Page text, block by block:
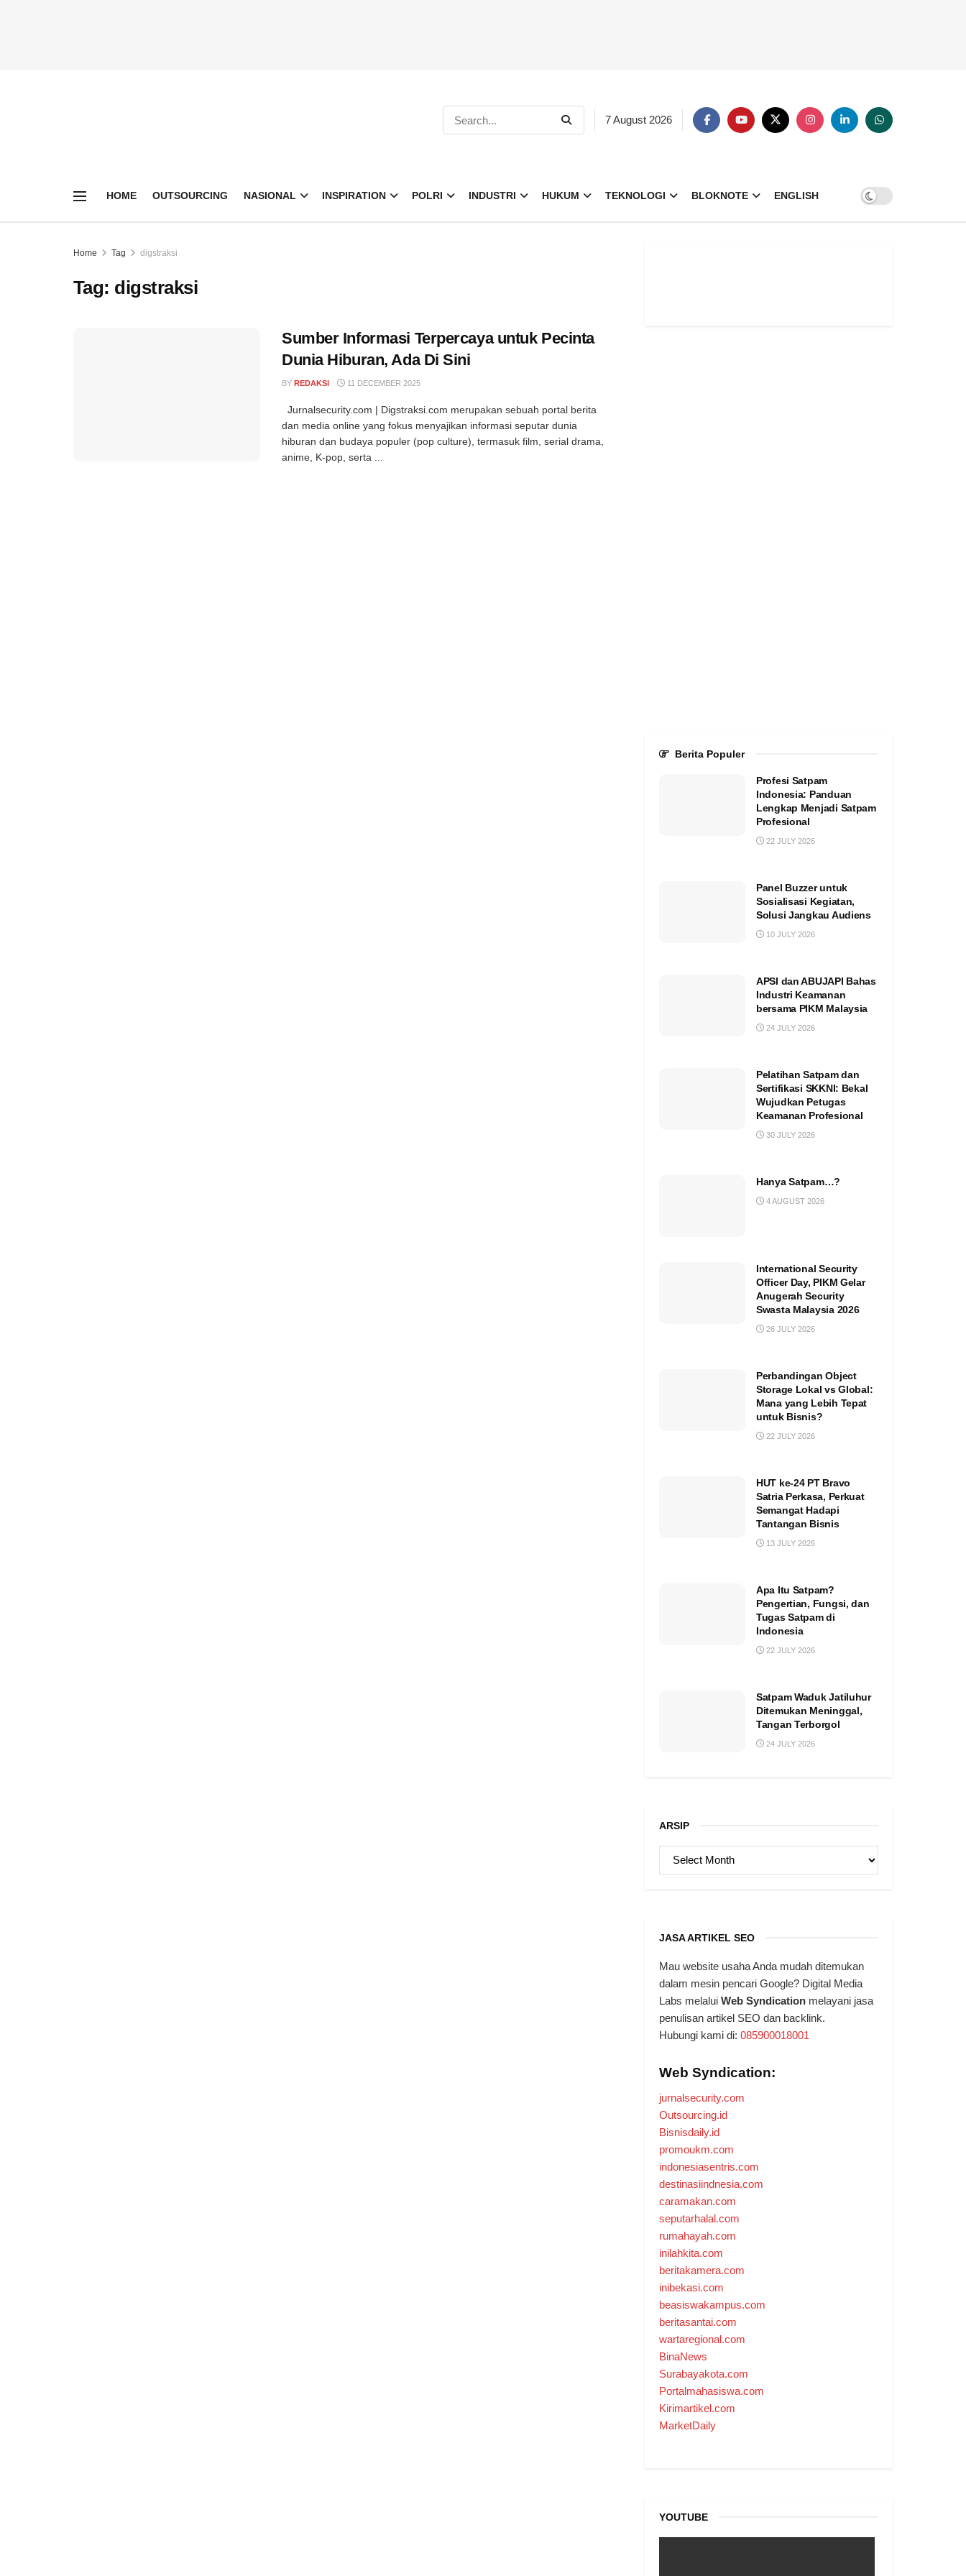
7 August 2026
HOME OUTSOURCING NASIONAL INSPIRATION POLRI INDUSTRI HUKUM TEKNOLOGI BLOKNOTE ENGLISH
Home Tag digstraksi
Tag: digstraksi
Sumber Informasi Terpercaya untuk Pecinta
Dunia Hiburan, Ada Di Sini
BY REDAKSI 11 DECEMBER 2025
Jurnalsecurity.com | Digstraksi.com merupakan sebuah portal berita
dan media online yang fokus menyajikan informasi seputar dunia
hiburan dan budaya populer (pop culture), termasuk film, serial drama,
anime, K-pop, serta ...
Berita Populer
Profesi Satpam
Indonesia: Panduan
Lengkap Menjadi Satpam
Profesional
22 JULY 2026
Panel Buzzer untuk
Sosialisasi Kegiatan,
Solusi Jangkau Audiens
10 JULY 2026
APSI dan ABUJAPI Bahas
Industri Keamanan
bersama PIKM Malaysia
24 JULY 2026
Pelatihan Satpam dan
Sertifikasi SKKNI: Bekal
Wujudkan Petugas
Keamanan Profesional
30 JULY 2026
Hanya Satpam…?
4 AUGUST 2026
International Security
Officer Day, PIKM Gelar
Anugerah Security
Swasta Malaysia 2026
26 JULY 2026
Perbandingan Object
Storage Lokal vs Global:
Mana yang Lebih Tepat
untuk Bisnis?
22 JULY 2026
HUT ke-24 PT Bravo
Satria Perkasa, Perkuat
Semangat Hadapi
Tantangan Bisnis
13 JULY 2026
Apa Itu Satpam?
Pengertian, Fungsi, dan
Tugas Satpam di
Indonesia
22 JULY 2026
Satpam Waduk Jatiluhur
Ditemukan Meninggal,
Tangan Terborgol
24 JULY 2026
ARSIP
ARSIP
JASA ARTIKEL SEO
Mau website usaha Anda mudah ditemukan
dalam mesin pencari Google? Digital Media
Labs melalui Web Syndication melayani jasa
penulisan artikel SEO dan backlink.
Hubungi kami di: 085900018001
Web Syndication:
jurnalsecurity.com
Outsourcing.id
Bisnisdaily.id
promoukm.com
indonesiasentris.com
destinasiindnesia.com
caramakan.com
seputarhalal.com
rumahayah.com
inilahkita.com
beritakamera.com
inibekasi.com
beasiswakampus.com
beritasantai.com
wartaregional.com
BinaNews
Surabayakota.com
Portalmahasiswa.com
Kirimartikel.com
MarketDaily
YOUTUBE